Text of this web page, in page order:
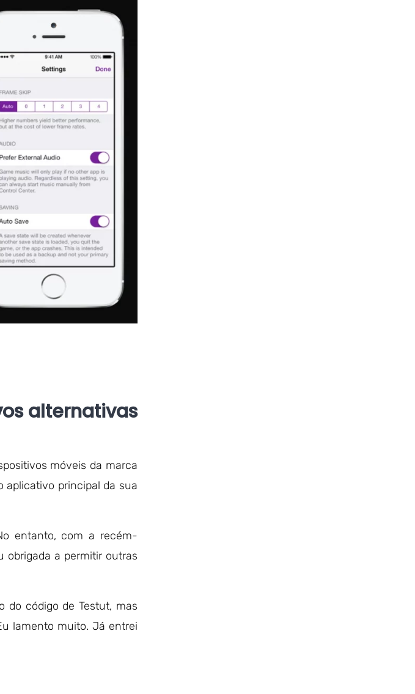
alternativas
móveis da marca
aplicativo principal da sua
entanto, com a recém-
obrigada a permitir outras
do código de Testut, mas
lamento muito. Já entrei